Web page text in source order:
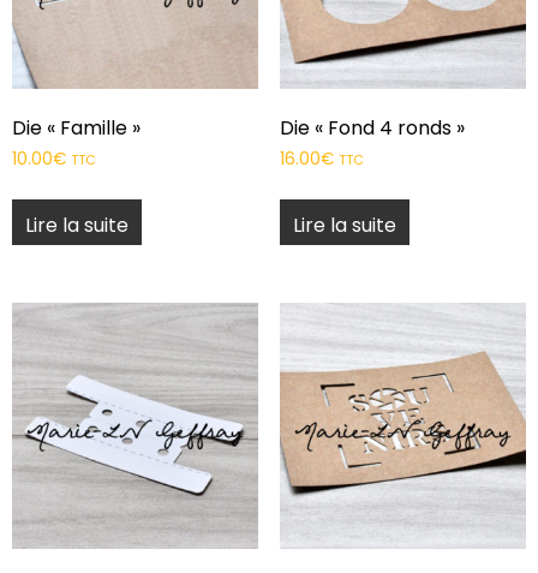
Die « Famille »
10.00€ TTC
Lire la suite
Die « Fond 4 ronds »
16.00€ TTC
Lire la suite